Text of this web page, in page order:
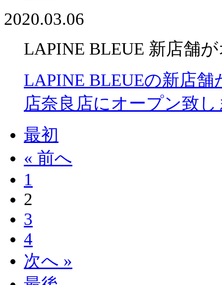
2020.03.06
LAPINE BLEUE 新店舗
LAPINE BLEUEの新店
店奈良店にオープン致
最初
« 前へ
1
2
3
4
次へ »